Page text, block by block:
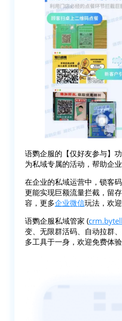
语鹦企服的【仅好友参与】
为私域专属的活动，帮助企
在企业的私域运营中，锁客
更能实现巨额流量拦截，留
容，更多企业微信玩法，欢
语鹦企服私域管家 (
变、无限群活码、自动拉群
多工具于一身，欢迎免费体验